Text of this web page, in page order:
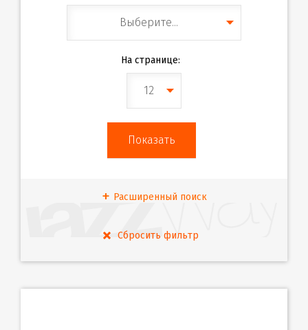
Выберите...
На странице:
12
Расширенный поиск